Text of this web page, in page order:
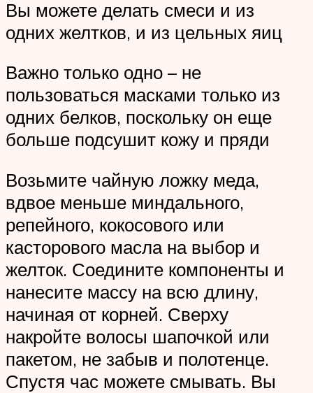
Вы можете делать смеси и из
одних желтков, и из цельных яиц
Важно только одно – не
пользоваться масками только из
одних белков, поскольку он еще
больше подсушит кожу и пряди
Возьмите чайную ложку меда,
вдвое меньше миндального,
репейного, кокосового или
касторового масла на выбор и
желток. Соедините компоненты и
нанесите массу на всю длину,
начиная от корней. Сверху
накройте волосы шапочкой или
пакетом, не забыв и полотенце.
Спустя час можете смывать. Вы